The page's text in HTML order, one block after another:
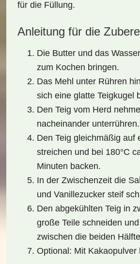
für die Füllung.
Anleitung für die
Die Butter und das
zum Kochen bringen.
Das Mehl unter Rühren
sich eine glatte Teigkugel
Den Teig vom Herd
nacheinander unterrühren.
Den Teig gleichmäßig auf
streichen und bei 180°C
Minuten backen.
In der Zwischenzeit die
und Vanillezucker steif
Den abgekühlten Teig in
große Teile schneiden
zwischen die beiden
Optional: Mit Kakaopulver